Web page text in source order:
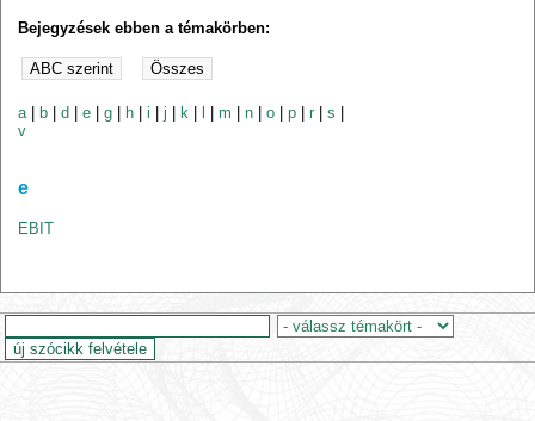
Bejegyzések ebben a témakörben:
a| b |d |e |g h |i |j k |m |n |o |p |r |s
v
e
EBIT